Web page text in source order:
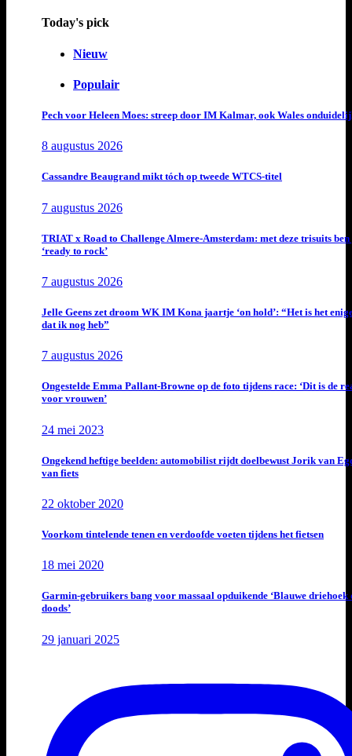
Today's pick
Nieuw
Populair
Pech voor Heleen Moes: streep door IM Kalmar, ook Wales
8 augustus 2026
Cassandre Beaugrand mikt tóch op tweede WTCS-titel
7 augustus 2026
TRIAT x Road to Challenge Almere-Amsterdam: met deze trisuits ben
‘ready to rock’
7 augustus 2026
Jelle Geens zet droom WK IM Kona jaartje ‘on hold’: “Het is het
dat ik nog heb”
7 augustus 2026
Ongestelde Emma Pallant-Browne op de foto tijdens race: ‘Dit is de
voor vrouwen’
24 mei 2023
Ongekend heftige beelden: automobilist rijdt doelbewust Jorik van
van fiets
22 oktober 2020
Voorkom tintelende tenen en verdoofde voeten tijdens het fietsen
18 mei 2020
Garmin-gebruikers bang voor massaal opduikende ‘Blauwe driehoek
doods’
29 januari 2025